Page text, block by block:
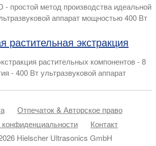
- простой метод производства идеальной
аппарат мощностью 400 Вт
растительная экстракция
растительных компонентов - 8
- 400 Вт ультразвуковой аппарат
Отпечаток & Авторское право
Контакт
Hielscher Ultrasonics GmbH